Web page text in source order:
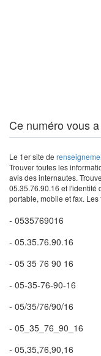
Ce numéro vous
Le 1er site de
Trouver toutes les
avis des internautes.
05.35.76.90.16 et l'identité
portable, mobile et fax.
- 0535769016
- 05.35.76.90.16
- 05 35 76 90 16
- 05-35-76-90-16
- 05/35/76/90/16
- 05_35_76_90_16
- 05,35,76,90,16